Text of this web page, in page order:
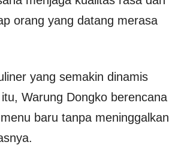
orang yang datang merasa
yang semakin dinamis
Warung Dongko berencana
baru tanpa meninggalkan